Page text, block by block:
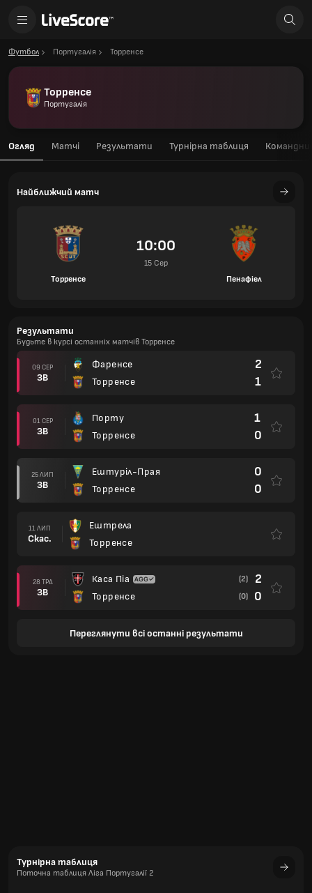
Футбол Португалія Торренсе
Торренсе
Португалія
Огляд Матчі Результати Турнірна таблиця
Найближчий матч
Торренсе
10:00
15 Сер
Пенафіел
Результати
Будьте в курсі останніх матчів Торренсе
09 СЕР
ЗВ
Фаренсе
Торренсе
2
1
01 СЕР
ЗВ
Порту
Торренсе
1
0
25 ЛИП
ЗВ
Ештуріл-Прая
Торренсе
0
0
11 ЛИП
Скас.
Ештрела
Торренсе
28 ТРА
ЗВ
Каса Піа
Торренсе
(2) 2
(0) 0
Переглянути всі останні результати
Турнірна таблиця
Поточна таблиця Ліга Португалії 2